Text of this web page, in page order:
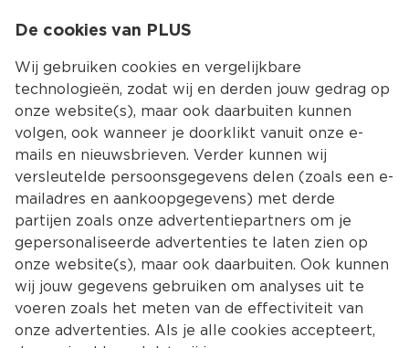
Kies jouw
De cookies van PLUS
Wij gebruiken cookies en vergelijkbare
technologieën, zodat wij en derden jouw gedrag op
onze website(s), maar ook daarbuiten kunnen
volgen, ook wanneer je doorklikt vanuit onze e-
mails en nieuwsbrieven. Verder kunnen wij
versleutelde persoonsgegevens delen (zoals een e-
mailadres en aankoopgegevens) met derde
partijen zoals onze advertentiepartners om je
gepersonaliseerde advertenties te laten zien op
onze website(s), maar ook daarbuiten. Ook kunnen
wij jouw gegevens gebruiken om analyses uit te
voeren zoals het meten van de effectiviteit van
onze advertenties. Als je alle cookies accepteert,